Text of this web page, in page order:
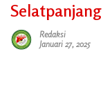
Selatpanjang
Redaksi
Januari 27, 2025